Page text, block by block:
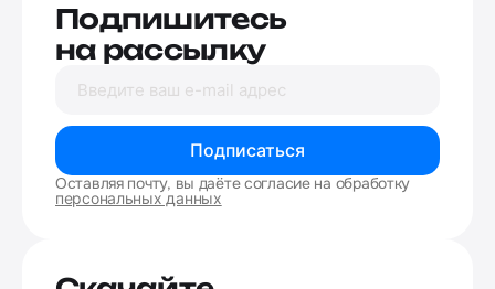
Подпишитесь
на рассылку
Подписаться
Оставляя почту, вы даёте согласие на обработку
персональных данных